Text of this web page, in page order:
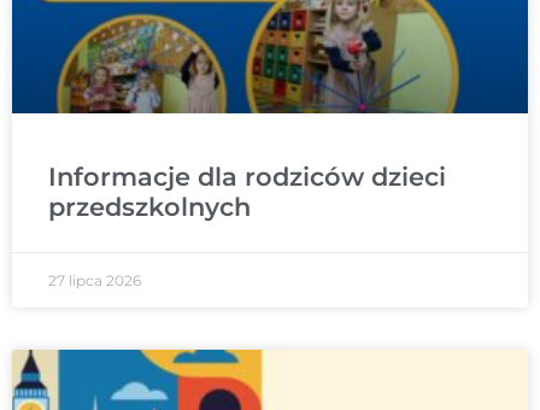
Informacje dla rodziców dzieci
przedszkolnych
27 lipca 2026